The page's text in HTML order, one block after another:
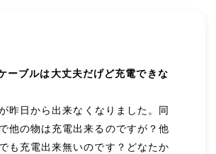
ーブルは大丈夫だげど充電できな
昨日から出来なくなりました。同
他の物は充電出来るのですが？他
も充電出来無いのです？どなたか